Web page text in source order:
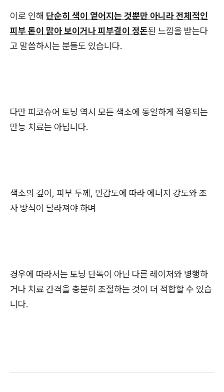
이로 인해 단순히 색이 옅어지는 것뿐만 아니라 전체적인
피부 톤이 맑아 보이거나 피부결이 정돈된 느낌을 받는다
고 말씀하시는 분들도 있습니다.
다만 피코슈어 토닝 역시 모든 색소에 동일하게 적용되는
만능 치료는 아닙니다.
색소의 깊이, 피부 두께, 민감도에 따라 에너지 강도와 조
사 방식이 달라져야 하며
경우에 따라서는 토닝 단독이 아닌 다른 레이저와 병행하
거나 치료 간격을 충분히 조절하는 것이 더 적합할 수 있습
니다.